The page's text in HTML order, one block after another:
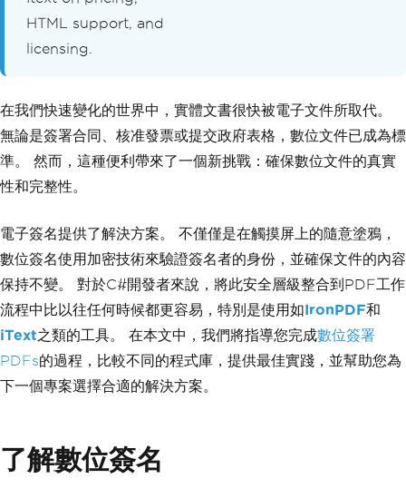
HTML support, and
licensing.
在我們快速變化的世界中，實體文書很快被電子文件所取代。
無論是簽署合同、核准發票或提交政府表格，數位文件已成為標
準。 然而，這種便利帶來了一個新挑戰：確保數位文件的真實
性和完整性。
電子簽名提供了解決方案。 不僅僅是在觸摸屏上的隨意塗鴉，
數位簽名使用加密技術來驗證簽名者的身份，並確保文件的內容
保持不變。 對於C#開發者來說，將此安全層級整合到PDF工作
流程中比以往任何時候都更容易，特別是使用如IronPDF和
iText之類的工具。 在本文中，我們將指導您完成數位簽署
PDFs的過程，比較不同的程式庫，提供最佳實踐，並幫助您為
下一個專案選擇合適的解決方案。
了解數位簽名